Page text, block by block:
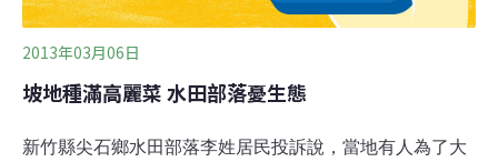
2013年03月06日
坡地種滿高麗菜 水田部落憂生態
新竹縣尖石鄉水田部落李姓居民投訴說，當地有人為了大